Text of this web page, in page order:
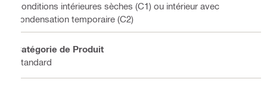
Conditions intérieures sèches (C1) ou intérieur avec
condensation temporaire (C2)
Catégorie de Produit
Standard